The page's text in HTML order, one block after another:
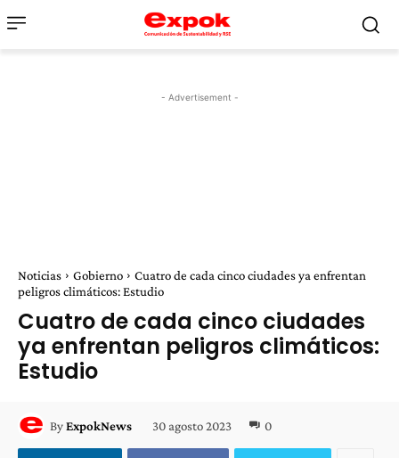
- Advertisement -
Noticias Gobierno
Cuatro de cada cinco ciudades ya enfrentan
peligros climáticos: Estudio
Cuatro de cada cinco ciudades
ya enfrentan peligros climáticos:
Estudio
ByExpokNews 30 agosto 2023 0